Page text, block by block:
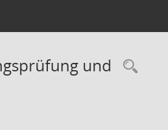
und